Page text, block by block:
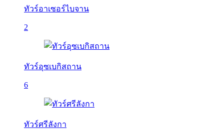
ทัวร์อาเซอร์ไบจาน
2
ทัวร์อุซเบกิสถาน
6
ทัวร์ศรีลังกา